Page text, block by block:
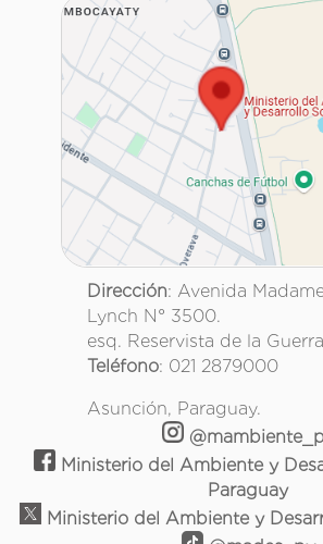
Dirección: Avenida
Lynch N° 3500.
esq. Reservista de la
Teléfono: 021 2879000
Asunción, Paraguay.
Ministerio del Ambiente y
Paraguay
Ministerio del Ambiente y